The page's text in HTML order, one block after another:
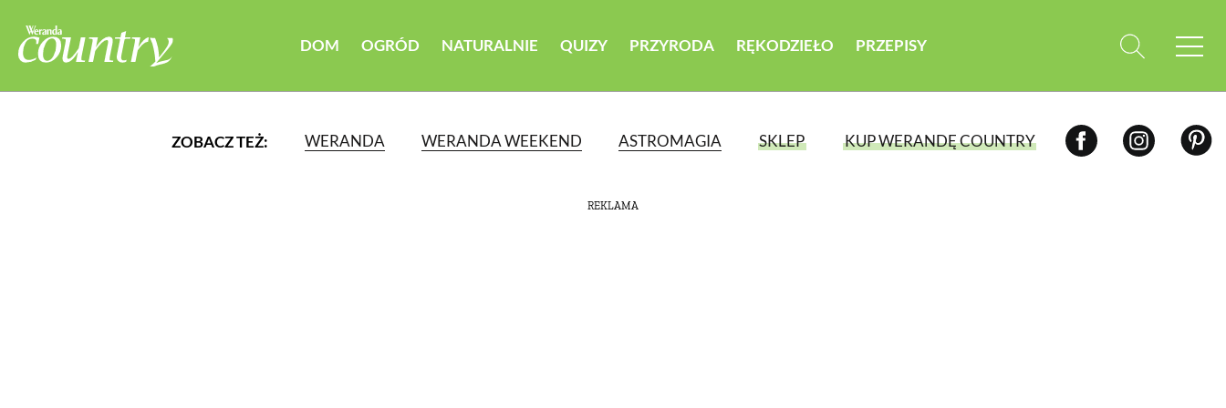
DOM OGRÓD NATURALNIE QUIZY PRZYRODA RĘKODZIEŁO PRZEPISY
ZOBACZ TEŻ: WERANDA WERANDA WEEKEND ASTROMAGIA SKLEP KUP WERANDĘ COUNTRY
REKLAMA